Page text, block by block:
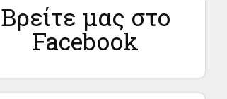
Βρείτε μας στο
Facebook